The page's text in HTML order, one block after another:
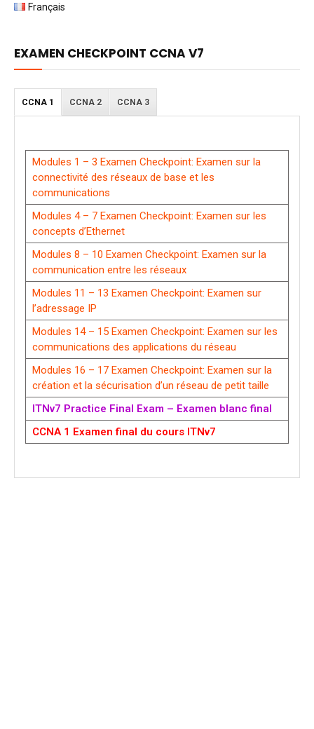
Français
EXAMEN CHECKPOINT CCNA V7
CCNA 1 CCNA 2 CCNA 3
Modules 1 – 3 Examen Checkpoint: Examen sur la
connectivité des réseaux de base et les
communications
Modules 4 – 7 Examen Checkpoint: Examen sur les
concepts d’Ethernet
Modules 8 – 10 Examen Checkpoint: Examen sur la
communication entre les réseaux
Modules 11 – 13 Examen Checkpoint: Examen sur
l’adressage IP
Modules 14 – 15 Examen Checkpoint: Examen sur les
communications des applications du réseau
Modules 16 – 17 Examen Checkpoint: Examen sur la
création et la sécurisation d’un réseau de petit taille
ITNv7 Practice Final Exam – Examen blanc final
CCNA 1 Examen final du cours ITNv7